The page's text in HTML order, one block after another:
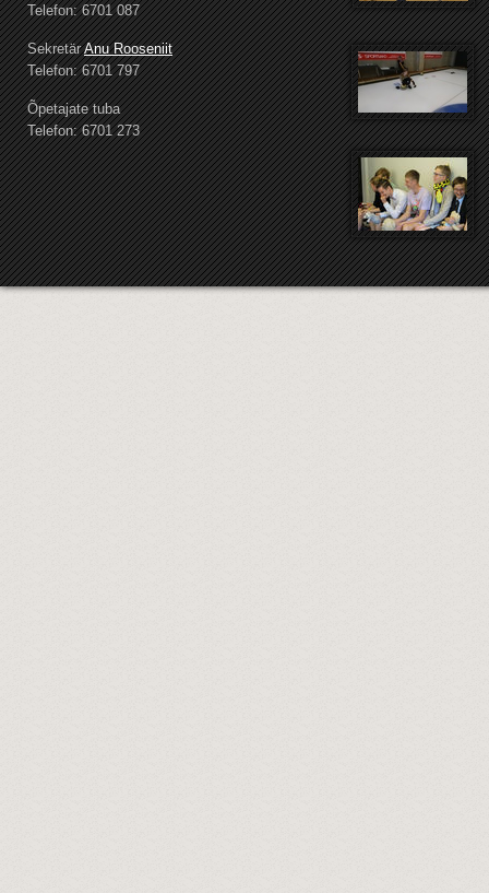
Telefon: 6701 087
SekretärAnu Rooseniit
Telefon: 6701 797
Õpetajate tuba
Telefon: 6701 273